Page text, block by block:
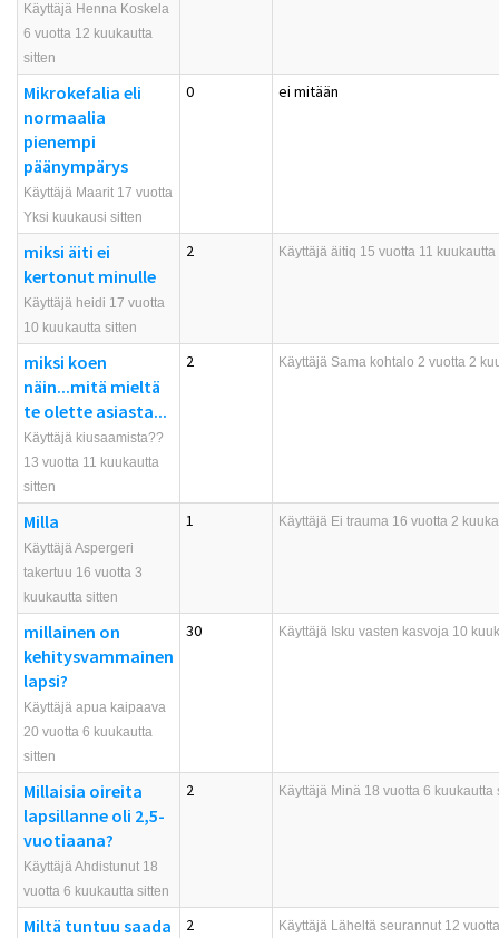
Käyttäjä Henna Koskela
6 vuotta 12 kuukautta
sitten
Mikrokefalia eli
normaalia
pienempi
päänympärys
Käyttäjä Maarit 17 vuotta
Yksi kuukausi sitten
0 ei mitään
miksi äiti ei
kertonut minulle
Käyttäjä heidi 17 vuotta
10 kuukautta sitten
2 Käyttäjä äitiq 15 vuotta 11 kuukautta
miksi koen
näin...mitä mieltä
te olette asiasta...
Käyttäjä kiusaamista??
13 vuotta 11 kuukautta
sitten
2 Käyttäjä Sama kohtalo 2 vuotta 2
Milla
Käyttäjä Aspergeri
takertuu 16 vuotta 3
kuukautta sitten
1 Käyttäjä Ei trauma 16 vuotta 2
millainen on
kehitysvammainen
lapsi?
Käyttäjä apua kaipaava
20 vuotta 6 kuukautta
sitten
30 Käyttäjä Isku vasten kasvoja 10
Millaisia oireita
lapsillanne oli 2,5-
vuotiaana?
Käyttäjä Ahdistunut 18
vuotta 6 kuukautta sitten
2 Käyttäjä Minä 18 vuotta 6 kuukautta
Miltä tuntuu saada
2 Käyttäjä Läheltä seurannut 12